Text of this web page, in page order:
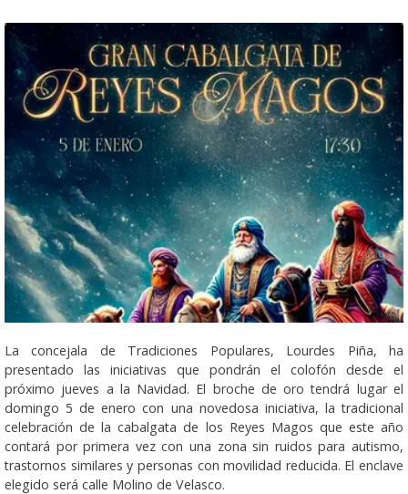
La concejala de Tradiciones Populares, Lourdes Piña, ha
presentado las iniciativas que pondrán el colofón desde el
próximo jueves a la Navidad. El broche de oro tendrá lugar el
domingo 5 de enero con una novedosa iniciativa, la tradicional
celebración de la cabalgata de los Reyes Magos que este año
contará por primera vez con una zona sin ruidos para autismo,
trastornos similares y personas con movilidad reducida. El enclave
elegido será calle Molino de Velasco.